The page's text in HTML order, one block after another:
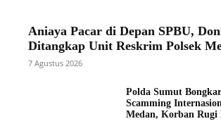
Aniaya Pacar di Depan SPBU,
Ditangkap Unit Reskrim Polsek
7 Agustus 2026
Polda Sumut
Scamming
Medan, Korban